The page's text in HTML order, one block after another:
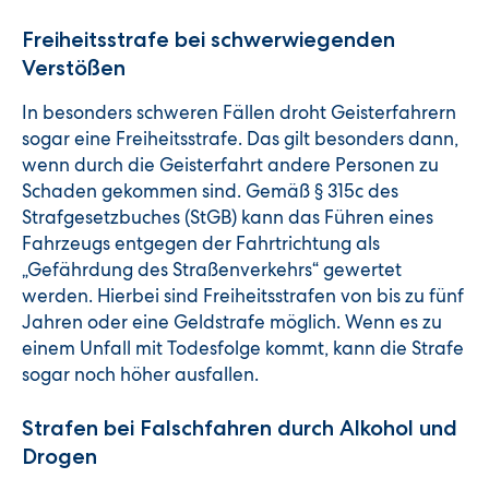
Freiheitsstrafe bei schwerwiegenden
Verstößen
In besonders schweren Fällen droht Geisterfahrern
sogar eine Freiheitsstrafe. Das gilt besonders dann,
wenn durch die Geisterfahrt andere Personen zu
Schaden gekommen sind. Gemäß § 315c des
Strafgesetzbuches (StGB) kann das Führen eines
Fahrzeugs entgegen der Fahrtrichtung als
„Gefährdung des Straßenverkehrs“ gewertet
werden. Hierbei sind Freiheitsstrafen von bis zu fünf
Jahren oder eine Geldstrafe möglich. Wenn es zu
einem Unfall mit Todesfolge kommt, kann die Strafe
sogar noch höher ausfallen.
Strafen bei Falschfahren durch Alkohol und
Drogen